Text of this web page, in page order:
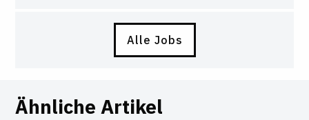
Alle Jobs
Ähnliche Artikel